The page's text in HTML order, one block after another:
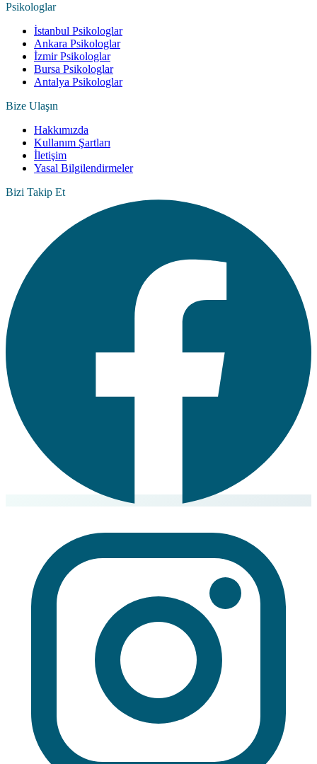
Psikologlar
İstanbul Psikologlar
Ankara Psikologlar
İzmir Psikologlar
Bursa Psikologlar
Antalya Psikologlar
Bize Ulaşın
Hakkımızda
Kullanım Şartları
İletişim
Yasal Bilgilendirmeler
Bizi Takip Et